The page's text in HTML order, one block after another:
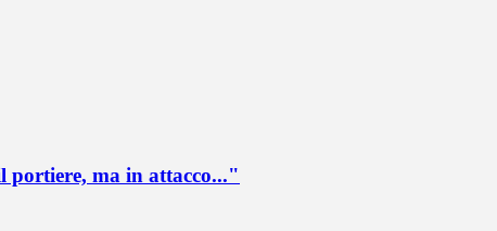
ma in attacco..."